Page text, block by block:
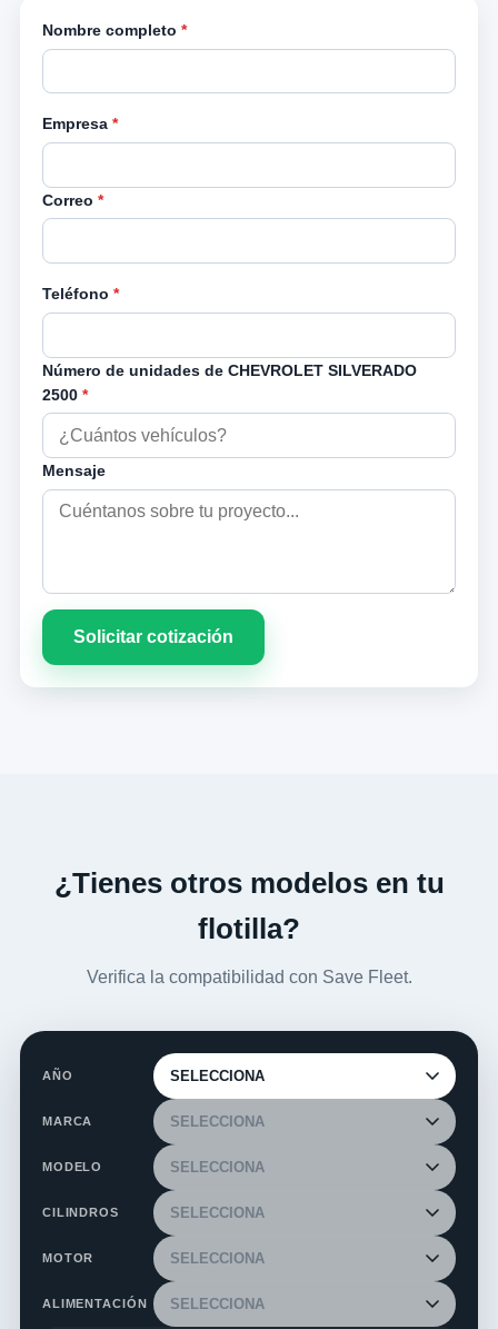
Nombre completo *
Empresa *
Correo *
Teléfono *
Número de unidades de CHEVROLET SILVERADO
2500 *
Mensaje
Solicitar cotización
¿Tienes otros modelos en tu
flotilla?
Verifica la compatibilidad con Save Fleet.
AÑO
MARCA
MODELO
CILINDROS
MOTOR
ALIMENTACIÓN